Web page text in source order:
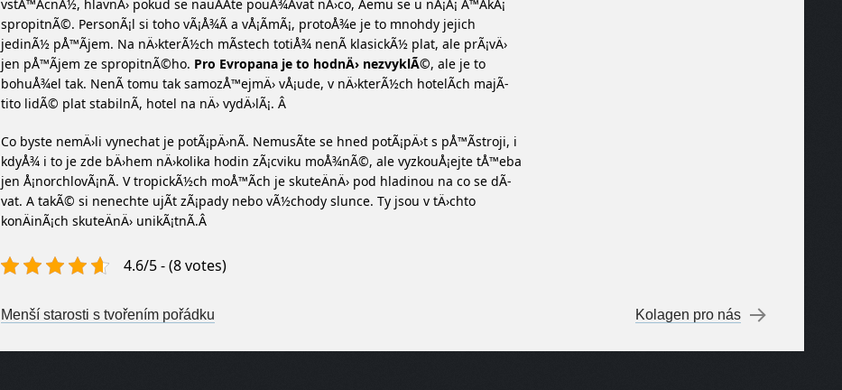
vstÅ™Ã­cnÃ½, hlavnÄ› pokud se nauÄÃ­te pouÅ¾Ã­vat nÄ›co, Äemu se u nÃ¡Å¡ Å™Ã­kÃ¡
spropitnÃ©. PersonÃ¡l si toho vÃ¡Å¾Ã­ a vÅ¡Ã­mÃ¡, protoÅ¾e je to mnohdy jejich
jedinÃ½ pÅ™Ã­jem. Na nÄ›kterÃ½ch mÃ­stech totiÅ¾ nenÃ­ klasickÃ½ plat, ale prÃ¡vÄ›
jen pÅ™Ã­jem ze spropitnÃ©ho. Pro Evropana je to hodnÄ› nezvyklÃ©, ale je to
bohuÅ¾el tak. NenÃ­ tomu tak samozÅ™ejmÄ› vÅ¡ude, v nÄ›kterÃ½ch hotelÃ­ch majÃ­
tito lidÃ© plat stabilnÃ­, hotel na nÄ› vydÄ›lÃ¡. Â
Co byste nemÄ›li vynechat je potÃ¡pÄ›nÃ­. NemusÃ­te se hned potÃ¡pÄ›t s pÅ™Ã­stroji, i
kdyÅ¾ i to je zde bÄ›hem nÄ›kolika hodin zÃ¡cviku moÅ¾nÃ©, ale vyzkouÅ¡ejte tÅ™eba
jen Å¡norchlovÃ¡nÃ­. V tropickÃ½ch moÅ™Ã­ch je skuteÄnÄ› pod hladinou na co se dÃ­
vat. A takÃ© si nenechte ujÃ­t zÃ¡pady nebo vÃ½chody slunce. Ty jsou v tÄ›chto
konÄinÃ¡ch skuteÄnÄ› unikÃ¡tnÃ­.Â
4.6/5 - (8 votes)
Post navigation
←
Menší starosti s tvořením pořádku Kolagen pro nás →